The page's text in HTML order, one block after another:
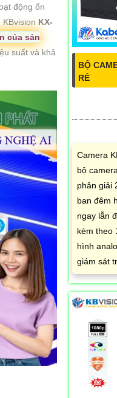
động ổn
KBvisionKX-
của sản
suất và khả
BỘ
RẺ
Camera
bộ
phân giải
ban đêm
ngay lẫn
kèm theo
hình
giám sát